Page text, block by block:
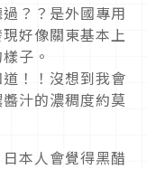
？？是外國專用
好像關東基本上
子。
！！沒想到我會
汁的濃稠度約莫
本人會覺得黑醋